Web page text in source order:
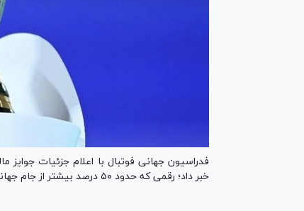
خبر داد؛ رقمی که حدود ۵۰ درصد بیشتر از جام جهانی قطر است.